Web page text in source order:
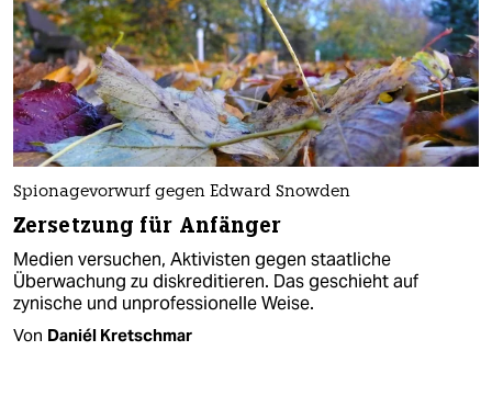
Spionagevorwurf gegen Edward Snowden
Zersetzung für Anfänger
Medien versuchen, Aktivisten gegen staatliche
Überwachung zu diskreditieren. Das geschieht auf
zynische und unprofessionelle Weise.
Von Daniél Kretschmar